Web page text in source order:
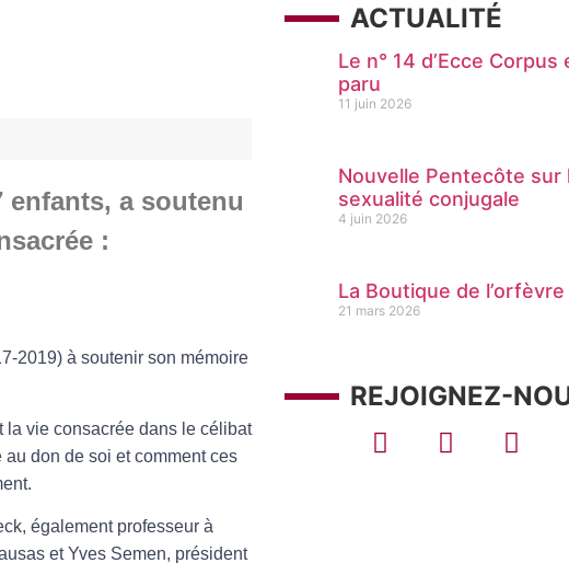
enfants, a soutenu
:
2019) à soutenir son mémoire
la vie consacrée dans le célibat
don de soi et comment ces
également professeur à
et Yves Semen, président
ACTUALITÉ
Le n° 14 d’Ecce Corpus
paru
11 juin 2026
Nouvelle Pentecôte sur
sexualité conjugale
4 juin 2026
La Boutique de l’orfèvre
21 mars 2026
REJOIGNEZ-